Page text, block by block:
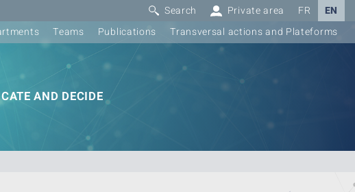
Search Private area FR
EN
Teams Publications Transversal actions and Plateforms
AND DECIDE